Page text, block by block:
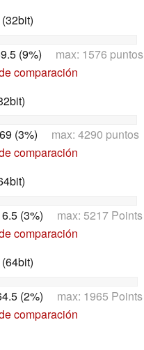
(9%) max: 1576 puntos
comparación
(3%) max: 4290 puntos
comparación
(3%) max: 5217 Points
comparación
(2%) max: 1965 Points
comparación